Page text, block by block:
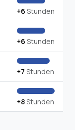
+6 Stunden
+6 Stunden
+7 Stunden
+8Stunden